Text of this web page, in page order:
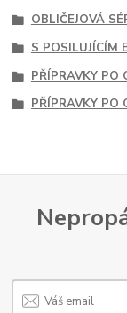
OBLIČEJOVÁ
S POSILUJÍCÍM
PŘÍPRAVKY PO
PŘÍPRAVKY PO